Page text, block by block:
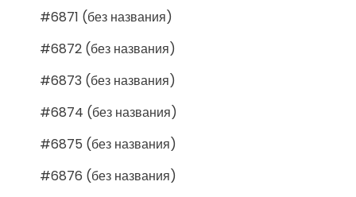
#6871 (без названия)
#6872 (без названия)
#6873 (без названия)
#6874 (без названия)
#6875 (без названия)
#6876 (без названия)